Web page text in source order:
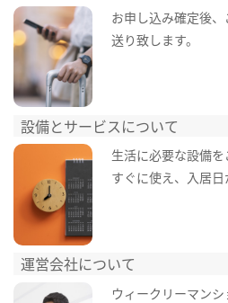
お申し込み確定後
送り致します。
設備とサービスについて
生活に必要な設備
すぐに使え、入居日
運営会社について
ウィークリーマン